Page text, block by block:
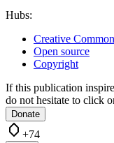
Hubs:
Creative
Open source
Copyright
If this publication
do not hesitate to click
Donate
+74